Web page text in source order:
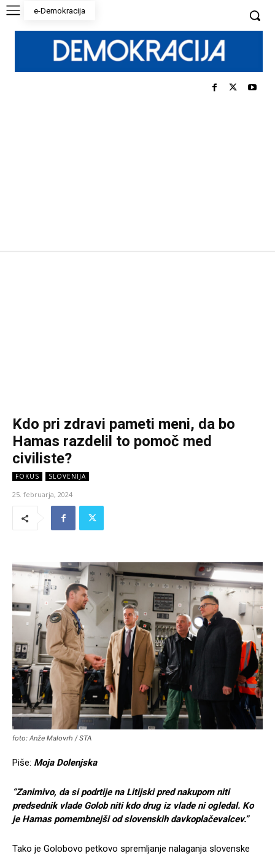
e-Demokracija
Kdo pri zdravi pameti meni, da bo
Hamas razdelil to pomoč med
civiliste?
FOKUS SLOVENIJA
25. februarja, 2024
foto: Anže Malovrh / STA
Piše: Moja Dolenjska
“Zanimivo, da si podrtije na Litijski pred nakupom niti
predsednik vlade Golob niti kdo drug iz vladeni ogledal. Ko
je Hamas pomembnejši od slovenskih davkoplačevalcev.”
Tako je Golobovo petkovo spremljanje nalaganja slovenske